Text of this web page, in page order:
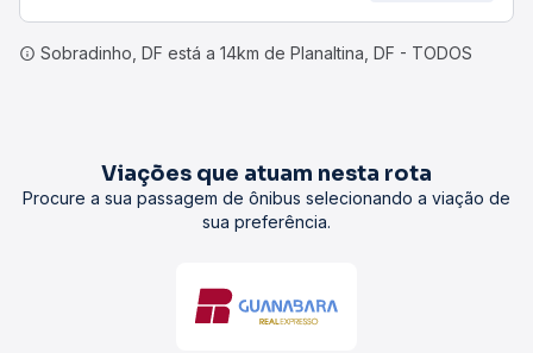
Sobradinho, DF está a 14km de Planaltina, DF - TODOS
Viações que atuam nesta rota
Procure a sua passagem de ônibus selecionando a viação de
sua preferência.